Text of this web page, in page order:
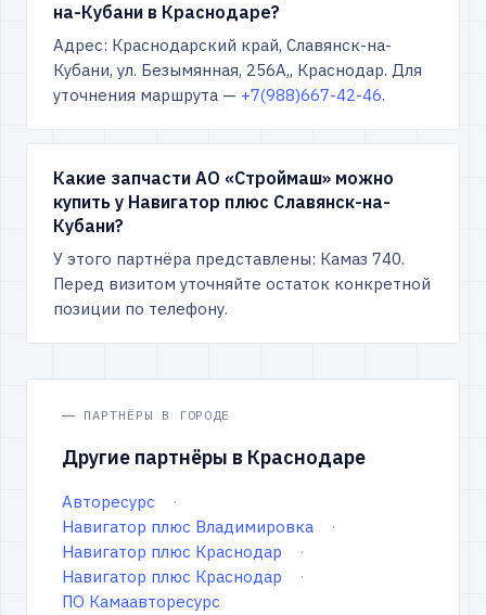
на-Кубани в Краснодаре?
Адрес: Краснодарский край, Славянск-на-
Кубани, ул. Безымянная, 256А,, Краснодар. Для
уточнения маршрута — +7(988)667-42-46.
Какие запчасти АО «Строймаш» можно
купить у Навигатор плюс Славянск-на-
Кубани?
У этого партнёра представлены: Камаз 740.
Перед визитом уточняйте остаток конкретной
позиции по телефону.
ПАРТНЁРЫ В ГОРОДЕ
Другие партнёры в Краснодаре
Авторесурс
Навигатор плюс Владимировка
Навигатор плюс Краснодар
Навигатор плюс Краснодар
ПО Камаавторесурс